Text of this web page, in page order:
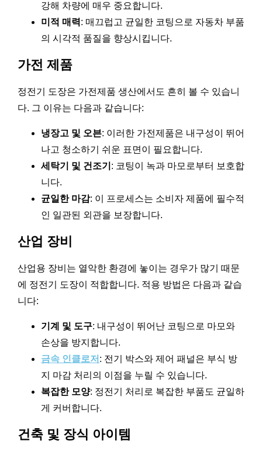
강해 차량에 매우 중요합니다.
미적 매력: 매끄럽고 균일한 코팅으로 자동차 부품
의 시각적 품질을 향상시킵니다.
가전 제품
정전기 도장은 가전제품 생산에서도 흔히 볼 수 있습니
다. 그 이유는 다음과 같습니다:
냉장고 및 오븐: 이러한 가전제품은 내구성이 뛰어
나고 청소하기 쉬운 표면이 필요합니다.
세탁기 및 건조기 : 코팅이 녹과 마모로부터 보호합
니다.
균일한 마감: 이 프로세스는 소비자 제품에 필수적
인 일관된 외관을 보장합니다.
산업 장비
산업용 장비는 열악한 환경에 놓이는 경우가 많기 때문
에 정전기 도장이 적합합니다. 적용 방법은 다음과 같습
니다:
기계 및 도구: 내구성이 뛰어난 코팅으로 마모와
손상을 방지합니다.
금속 인클로저 : 전기 박스와 제어 패널은 부식 방
지 마감 처리의 이점을 누릴 수 있습니다.
복잡한 모양: 정전기 처리로 복잡한 부품도 균일하
게 커버합니다.
건축 및 장식 아이템